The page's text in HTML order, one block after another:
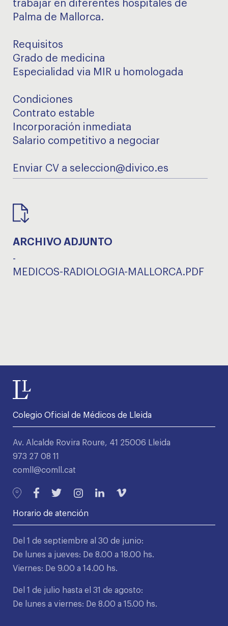
trabajar en diferentes hospitales de
Palma de Mallorca.
Requisitos
Grado de medicina
Especialidad via MIR u homologada
Condiciones
Contrato estable
Incorporación inmediata
Salario competitivo a negociar
Enviar CV a seleccion@divico.es
ARCHIVO ADJUNTO
-
MEDICOS-RADIOLOGIA-MALLORCA.PDF
Colegio Oficial de Médicos de Lleida
Av. Alcalde Rovira Roure, 41 25006 Lleida
973 27 08 11
comll@comll.cat
Horario de atención
Del 1 de septiembre al 30 de junio:
De lunes a jueves: De 8.00 a 18.00 hs.
Viernes: De 9.00 a 14.00 hs.
Del 1 de julio hasta el 31 de agosto:
De lunes a viernes: De 8.00 a 15.00 hs.